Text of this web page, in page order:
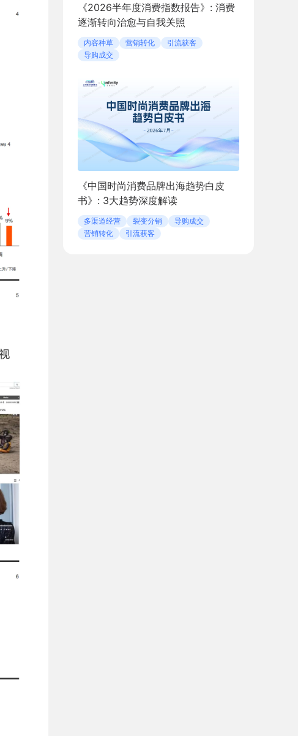
《2026半年度消费指数报告》: 消费
逐渐转向治愈与自我关照
内容种草 营销转化
引流获客
导购成交
《中国时尚消费品牌出海趋势白皮
书》: 3大趋势深度解读
多渠道经营 裂变分销
导购成交
营销转化
引流获客